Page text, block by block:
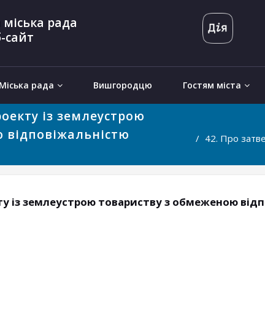
рада
сайт
Міська рада Вишгородцю Гостям міста
із землеустрою
42. Про
із землеустрою товариству з обмеженою